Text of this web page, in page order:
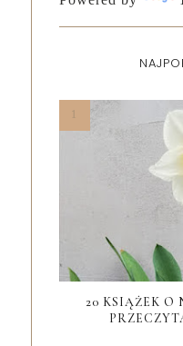
20 KSIĄŻEK O